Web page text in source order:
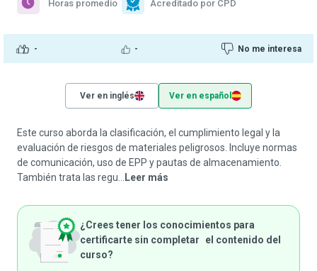
- - No me interesa
Horas promedio Acreditado por CPD
Ver en inglés Ver en español
Este curso aborda la clasificación, el cumplimiento legal y la
evaluación de riesgos de materiales peligrosos. Incluye normas
de comunicación, uso de EPP y pautas de almacenamiento.
También trata las regu...
Leer más
¿Crees tener los conocimientos para
certificarte sin completar el contenido del
curso?